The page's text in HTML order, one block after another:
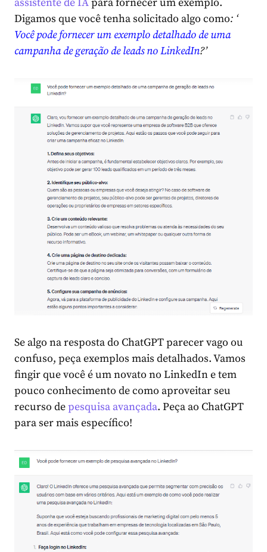
assistente de IApara fornecer um exemplo.
Digamos que você tenha solicitado algo como: ‘
Você pode fornecer um exemplo detalhado de uma
campanha de geração de leads no LinkedIn?’
Se algo na resposta do ChatGPT parecer vago ou
confuso, peça exemplos mais detalhados. Vamos
fingir que você é um novato no LinkedIn e tem
pouco conhecimento de como aproveitar seu
recurso depesquisa avançada. Peça ao ChatGPT
para ser mais específico!